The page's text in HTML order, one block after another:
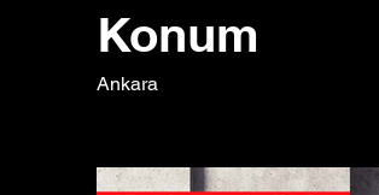
Konum
Ankara